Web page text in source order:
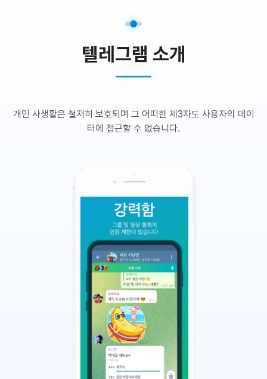
텔레그램 소개
개인 사생활은 철저히 보호되며 그 어떠한 제3자도 사용자의 데이
터에 접근할 수 없습니다.